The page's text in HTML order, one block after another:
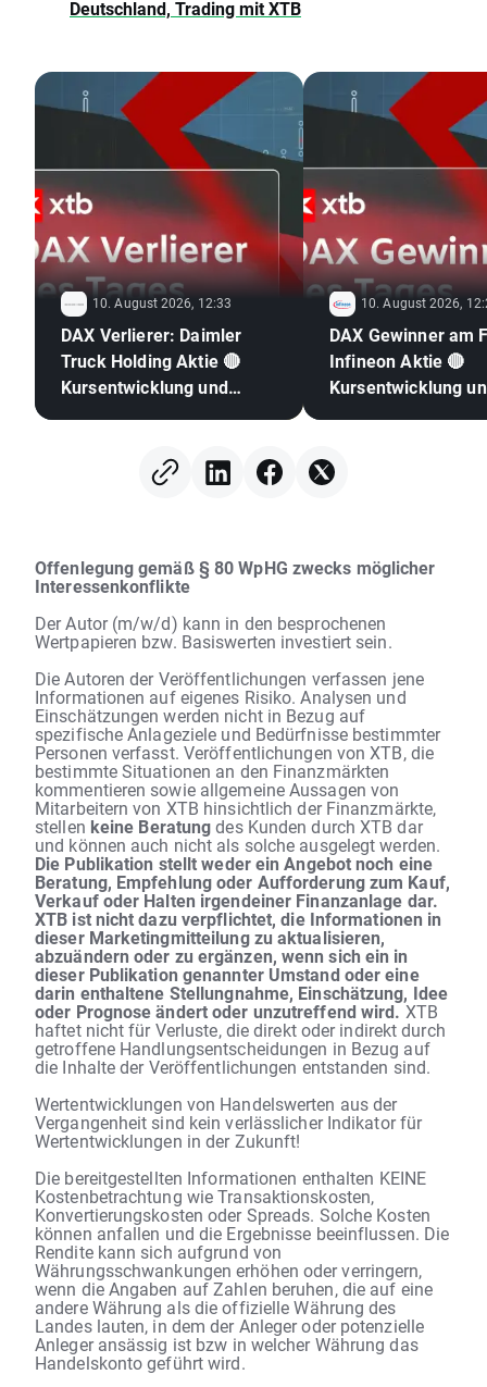
Deutschland, Trading mit XTB
10. August 2026, 12:33
DAX Verlierer: Daimler
Truck Holding Aktie 🔴
Kursentwicklung und
10. August 2026,
DAX Gewinner am
Infineon Aktie 🔴
Kursentwicklung
Offenlegung gemäß § 80 WpHG zwecks möglicher
Interessenkonflikte
Der Autor (m/w/d) kann in den besprochenen
Wertpapieren bzw. Basiswerten investiert sein.
Die Autoren der Veröffentlichungen verfassen jene
Informationen auf eigenes Risiko. Analysen und
Einschätzungen werden nicht in Bezug auf
spezifische Anlageziele und Bedürfnisse bestimmter
Personen verfasst. Veröffentlichungen von XTB, die
bestimmte Situationen an den Finanzmärkten
kommentieren sowie allgemeine Aussagen von
Mitarbeitern von XTB hinsichtlich der Finanzmärkte,
stellen keine Beratungdes Kunden durch XTB dar
und können auch nicht als solche ausgelegt werden.
Die Publikation stellt weder ein Angebot noch eine
Beratung, Empfehlung oder Aufforderung zum Kauf,
Verkauf oder Halten irgendeiner Finanzanlage dar.
XTB ist nicht dazu verpflichtet, die Informationen in
dieser Marketingmitteilung zu aktualisieren,
abzuändern oder zu ergänzen, wenn sich ein in
dieser Publikation genannter Umstand oder eine
darin enthaltene Stellungnahme, Einschätzung, Idee
oder Prognose ändert oder unzutreffend wird. XTB
haftet nicht für Verluste, die direkt oder indirekt durch
getroffene Handlungsentscheidungen in Bezug auf
die Inhalte der Veröffentlichungen entstanden sind.
Wertentwicklungen von Handelswerten aus der
Vergangenheit sind kein verlässlicher Indikator für
Wertentwicklungen in der Zukunft!
Die bereitgestellten Informationen enthalten KEINE
Kostenbetrachtung wie Transaktionskosten,
Konvertierungskosten oder Spreads. Solche Kosten
können anfallen und die Ergebnisse beeinflussen. Die
Rendite kann sich aufgrund von
Währungsschwankungen erhöhen oder verringern,
wenn die Angaben auf Zahlen beruhen, die auf eine
andere Währung als die offizielle Währung des
Landes lauten, in dem der Anleger oder potenzielle
Anleger ansässig ist bzw in welcher Währung das
Handelskonto geführt wird.